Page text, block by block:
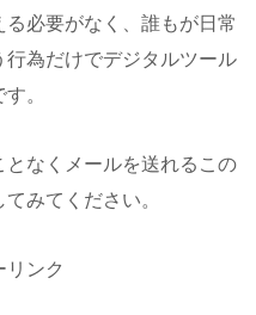
必要がなく、誰もが日常
為だけでデジタルツール
。
なくメールを送れるこの
みてください。
リンク